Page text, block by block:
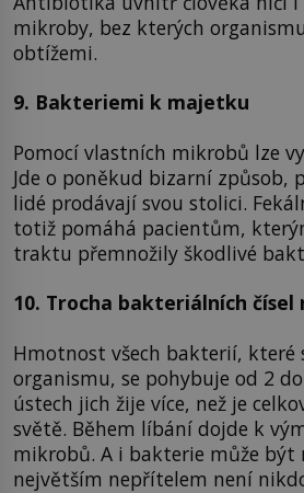
mikroby, bez kterých
obtížemi.
9. Bakteriemi k majetku
Pomocí vlastních mikrobů lze
Jde o poněkud bizarní způsob,
lidé prodávají svou stolici.
totiž pomáhá pacientům,
traktu přemnožily škodlivé
10. Trocha bakteriálních čísel
Hmotnost všech bakterií, které
organismu, se pohybuje od 2
ústech jich žije více, než je
světě. Během líbání dojde k
mikrobů. A i bakterie může být
největším nepřítelem není